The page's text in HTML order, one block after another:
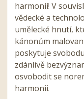
harmonii! V
vědecké a
umělecké hnutí,
kánonům
poskytuje
zdánlivě
osvobodit se
harmonii.